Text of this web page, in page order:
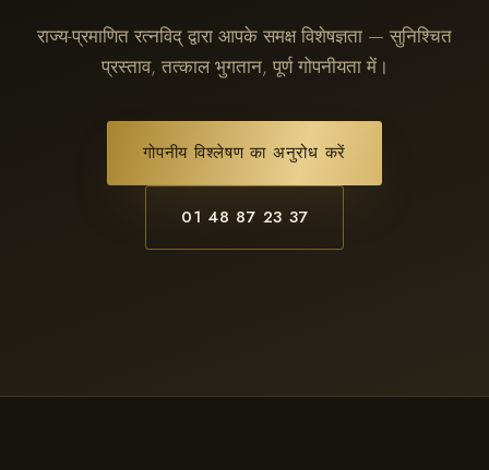
राज्य-प्रमाणित रत्नविद् द्वारा आपके समक्ष विशेषज्ञता — सुनिश्चित
प्रस्ताव, तत्काल भुगतान, पूर्ण गोपनीयता में।
गोपनीय विश्लेषण का अनुरोध करें
01 48 87 23 37